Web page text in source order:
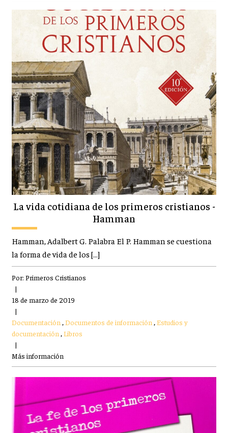
La vida cotidiana de los primeros cristianos -
Hamman
Hamman, Adalbert G. Palabra El P. Hamman se cuestiona
la forma de vida de los […]
Por: Primeros Cristianos
|
18 de marzo de 2019
|
Documentación ,Documentos de información ,Estudios y
documentación ,Libros
|
Más información